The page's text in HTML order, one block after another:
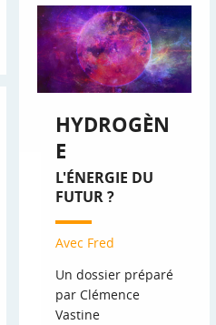
HYDROGÈN
E
L'ÉNERGIE DU
FUTUR ?
Avec Fred
Un dossier préparé
par Clémence
Vastine